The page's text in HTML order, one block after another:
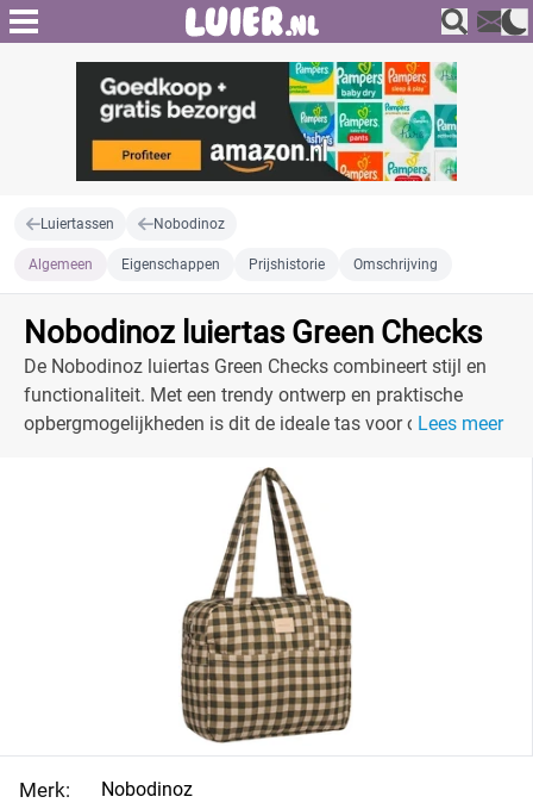
Luiertassen Nobodinoz
Algemeen Eigenschappen Prijshistorie Omschrijving
Nobodinoz luiertas Green Checks
De Nobodinoz luiertas Green Checks combineert stijl en
functionaliteit. Met een trendy ontwerp en praktische
opbergmogelijkheden is dit de ideale tas voor ouders.
Lees meer
Merk:
Nobodinoz